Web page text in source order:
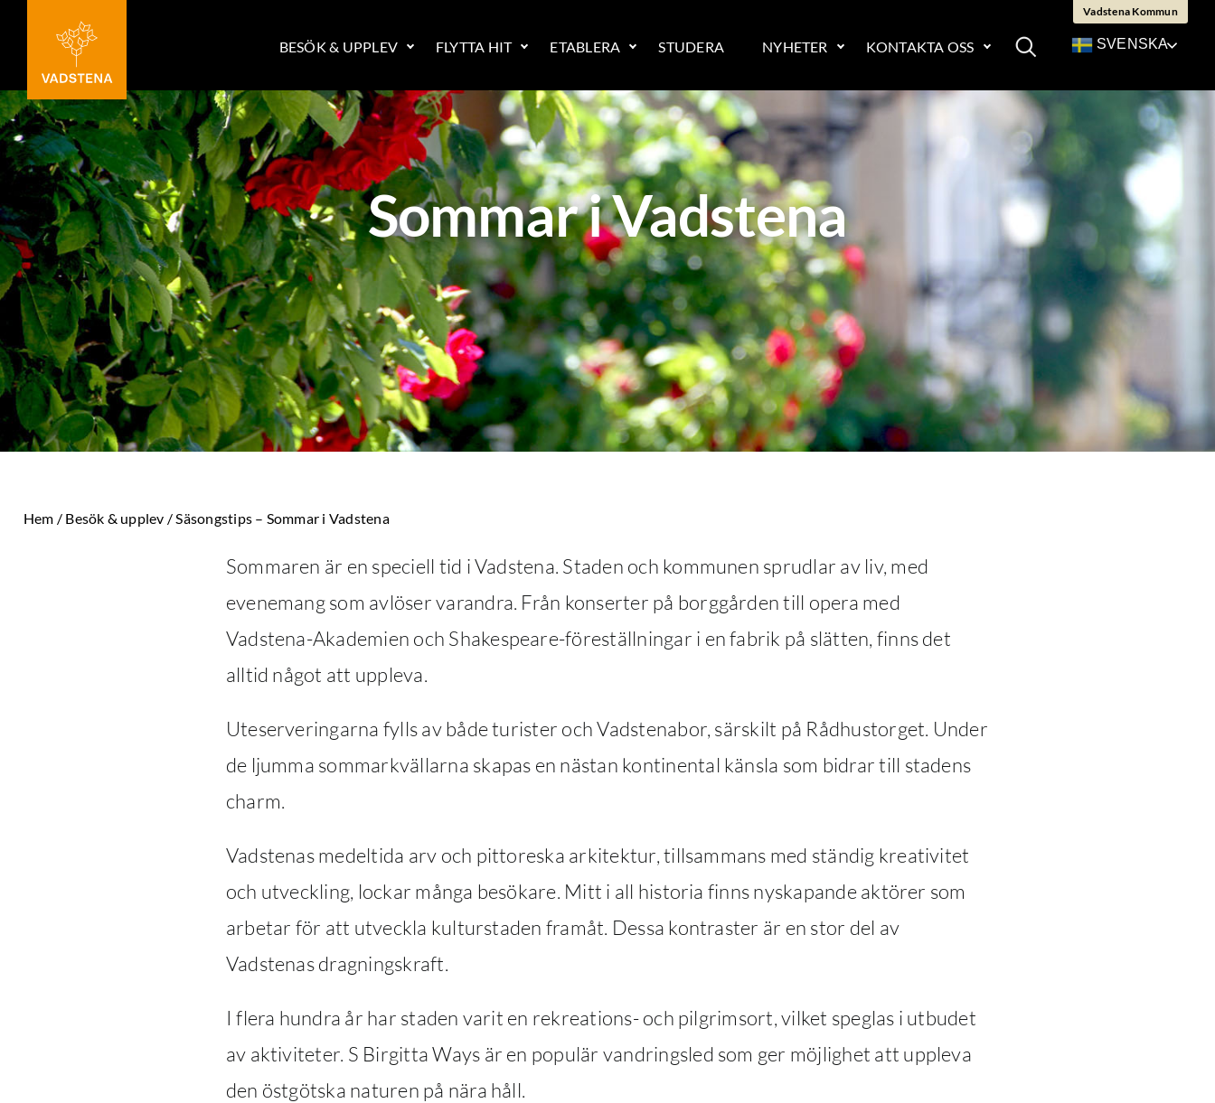
BESÖK & UPPLEV FLYTTA HIT ETABLERA STUDERA NYHETER KONTAKTA OSS SÖK SVENSKA
Vadstena Kommun
Sommar i Vadstena
Hem / Besök & upplev /Säsongstips – Sommar i Vadstena
Sommaren är en speciell tid i Vadstena. Staden och kommunen sprudlar av liv, med
evenemang som avlöser varandra. Från konserter på borggården till opera med
Vadstena-Akademien och Shakespeare-föreställningar i en fabrik på slätten, finns det
alltid något att uppleva.
Uteserveringarna fylls av både turister och Vadstenabor, särskilt på Rådhustorget. Under
de ljumma sommarkvällarna skapas en nästan kontinental känsla som bidrar till stadens
charm.
Vadstenas medeltida arv och pittoreska arkitektur, tillsammans med ständig kreativitet
och utveckling, lockar många besökare. Mitt i all historia finns nyskapande aktörer som
arbetar för att utveckla kulturstaden framåt. Dessa kontraster är en stor del av
Vadstenas dragningskraft.
I flera hundra år har staden varit en rekreations- och pilgrimsort, vilket speglas i utbudet
av aktiviteter. S Birgitta Ways är en populär vandringsled som ger möjlighet att uppleva
den östgötska naturen på nära håll.